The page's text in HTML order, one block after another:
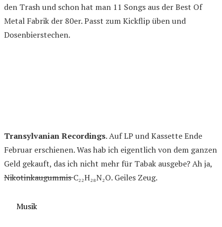
den Trash und schon hat man 11 Songs aus der Best Of
Metal Fabrik der 80er. Passt zum Kickflip üben und
Dosenbierstechen.
Transylvanian Recordings. Auf LP und Kassette Ende
Februar erschienen. Was hab ich eigentlich von dem ganzen
Geld gekauft, das ich nicht mehr für Tabak ausgebe? Ah ja,
NikotinkaugummisC₂₂H₂₈N₂O. Geiles Zeug.
Kategorien
Musik